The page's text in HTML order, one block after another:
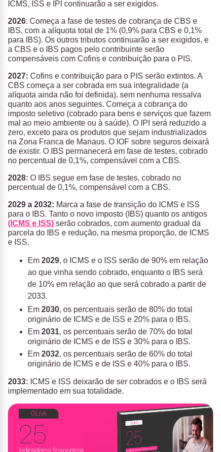
ICMS, ISS e IPI continuarão a ser exigidos.
2026: Começa a fase de testes de cobrança de CBS e
IBS, com a alíquota total de 1% (0,9% para CBS e 0,1%
para IBS). Os outros tributos continuarão a ser exigidos, e
a CBS e o IBS pagos pelo contribuinte serão
compensáveis com Cofins e contribuição para o PIS.
2027: Cofins e contribuição para o PIS serão extintos. A
CBS começa a ser cobrada em sua integralidade (a
alíquota ainda não foi definida), sem nenhuma ressalva
quanto aos anos seguintes. Começa a cobrança do
imposto seletivo (cobrado para bens e serviços que fazem
mal ao meio ambiente ou à saúde). O IPI será reduzido a
zero, exceto para os produtos que sejam industrializados
na Zona Franca de Manaus. O IOF sobre seguros deixará
de existir. O IBS permanecerá em fase de testes, cobrado
no percentual de 0,1%, compensável com a CBS.
2028: O IBS segue em fase de testes, cobrado no
percentual de 0,1%, compensável com a CBS.
2029 a 2032: Marca a fase de transição do ICMS e ISS
para o IBS. Tanto o novo imposto (IBS) quanto os antigos
(ICMS e ISS) serão cobrados, com aumento gradual da
parcela do IBS e redução, na mesma proporção, de ICMS
e ISS.
Em 2029, o ICMS e o ISS serão de 90% em relação
ao que vinha sendo cobrado, enquanto o IBS será
de 10% em relação ao que será cobrado a partir de
2033.
Em 2030, os percentuais serão de 80% do total
originário de ICMS e de ISS e 20% para o IBS.
Em 2031, os percentuais serão de 70% do total
originário de ICMS e de ISS e 30% para o IBS.
Em 2032, os percentuais serão de 60% do total
originário de ICMS e de ISS e 40% para o IBS.
2033: ICMS e ISS deixarão de ser cobrados e o IBS será
implementado em sua totalidade.